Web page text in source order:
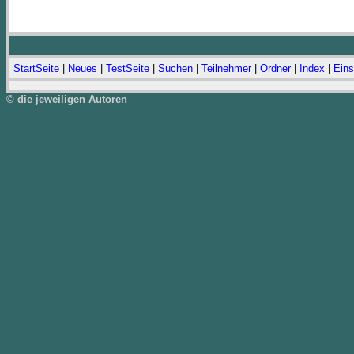
StartSeite Neues TestSeite Suchen Teilnehmer| Ordner| Index
© die jeweiligen Autoren